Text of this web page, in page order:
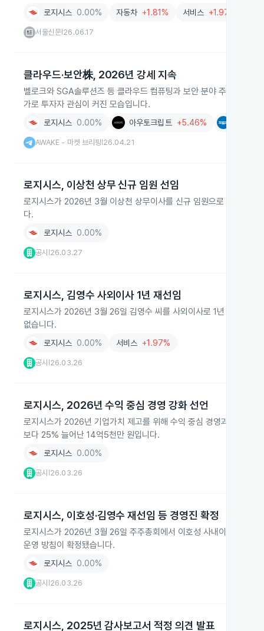
로지시스 0.00% 자동차 +1.81% 서비스 +1.97%
서울신문 26.06.17
클라우드·보안株, 2026년 강세 지속
벨로크와 SGA솔루션즈 등 클라우드 컴퓨팅과 보안 분야 주요 기업
가로 투자자 관심이 커진 모습입니다.
로지시스 0.00% 아우토크립트 +5.46%
AWAKE - 마켓 브리핑 26.04.21
로지시스, 이상천 상무 신규 임원 선임
로지시스가 2026년 3월 이상천 상무이사를 신규 임원으로 선임했
다.
로지시스 0.00%
공시 26.03.27
로지시스, 김영수 사외이사 1년 재선임
로지시스가 2026년 3월 26일 김영수 씨를 사외이사로 1년 임기 재
없습니다.
로지시스 0.00% 서비스 +1.97%
공시 26.03.26
로지시스, 2026년 수익 중심 경영 강화 선언
로지시스가 2026년 기업가치 제고를 위해 수익 중심 경영과 이익
보다 25% 늘어난 14억5천만 원입니다.
로지시스 0.00%
공시 26.03.26
로지시스, 이호성·김영수 재선임 등 경영진 확정
로지시스가 2026년 3월 26일 주주총회에서 이호성 사내이사 재선임
운영 방침이 확정됐습니다.
로지시스 0.00%
공시 26.03.26
로지시스, 2025년 감사보고서 적정 의견 발표